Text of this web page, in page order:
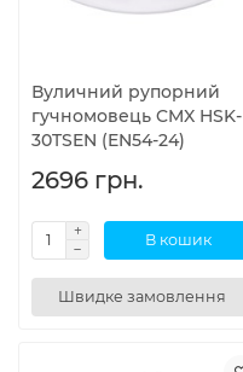
Вуличний рупорний
гучномовець CMX HSK-
30TSEN (EN54-24)
2696 грн.
В кошик
Швидке замовлення